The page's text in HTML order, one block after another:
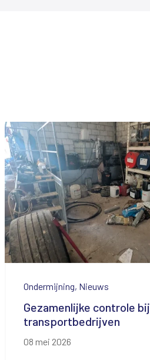
Ondermijning, Nieuws
Gezamenlijke controle bij
transportbedrijven
08 mei 2026